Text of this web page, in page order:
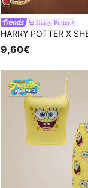
Harry Potter
9,60€